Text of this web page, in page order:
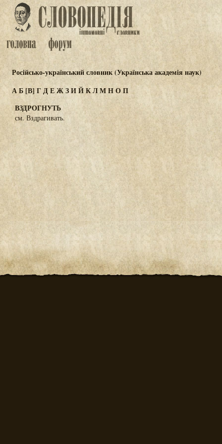
Російсько-український словник (Українська академія наук)
АБ [В] ГДЕЖЗИЙКЛМНОП
ВЗДРОГНУТЬ
см. Вздрагивать.